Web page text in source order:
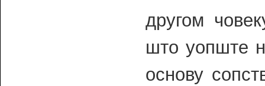
другом
што уопште
основу